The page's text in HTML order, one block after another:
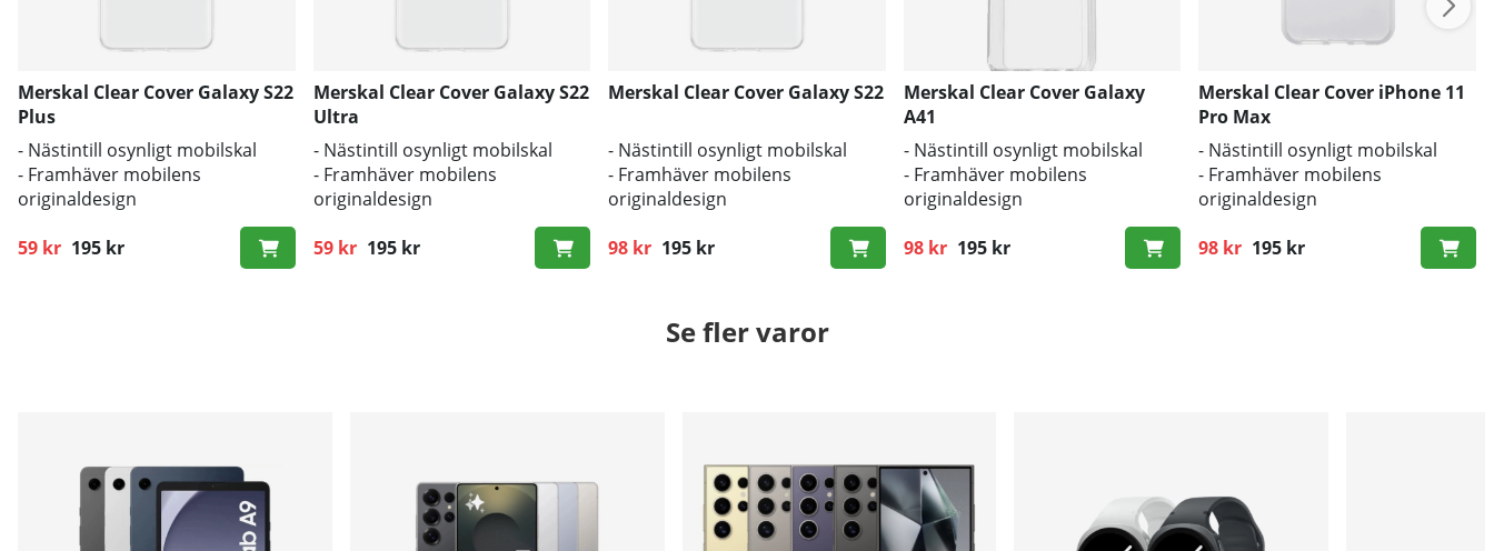
Merskal Clear Cover Galaxy S22
Plus
- Nästintill osynligt mobilskal
- Framhäver mobilens
originaldesign
- Bra skydd mot smuts och repor
59 kr 195 kr
Ordinarie pris:
Merskal Clear Cover Galaxy S22
Ultra
- Nästintill osynligt mobilskal
- Framhäver mobilens
originaldesign
- Bra skydd mot smuts och repor
59 kr 195 kr
Ordinarie pris:
Merskal Clear Cover Galaxy S22
- Nästintill osynligt mobilskal
- Framhäver mobilens
originaldesign
- Bra skydd mot smuts och repor
98 kr 195 kr
Ordinarie pris:
Merskal Clear Cover Galaxy
A41
- Nästintill osynligt mobilskal
- Framhäver mobilens
originaldesign
- Bra skydd mot smuts och repor
98 kr 195 kr
Ordinarie pris:
Merskal Clear Cover iPhone 11
Pro Max
- Nästintill osynligt mobilskal
- Framhäver mobilens
originaldesign
- Bra skydd mot smuts och repor
98 kr 195 kr
Ordinarie pris:
Se fler varor